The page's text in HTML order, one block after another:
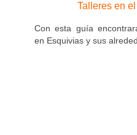
Talleres en
Con esta guía
en Esquivias y sus